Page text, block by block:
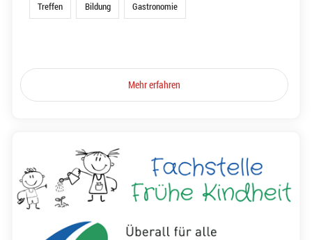
Treffen Bildung Gastronomie
Mehr erfahren